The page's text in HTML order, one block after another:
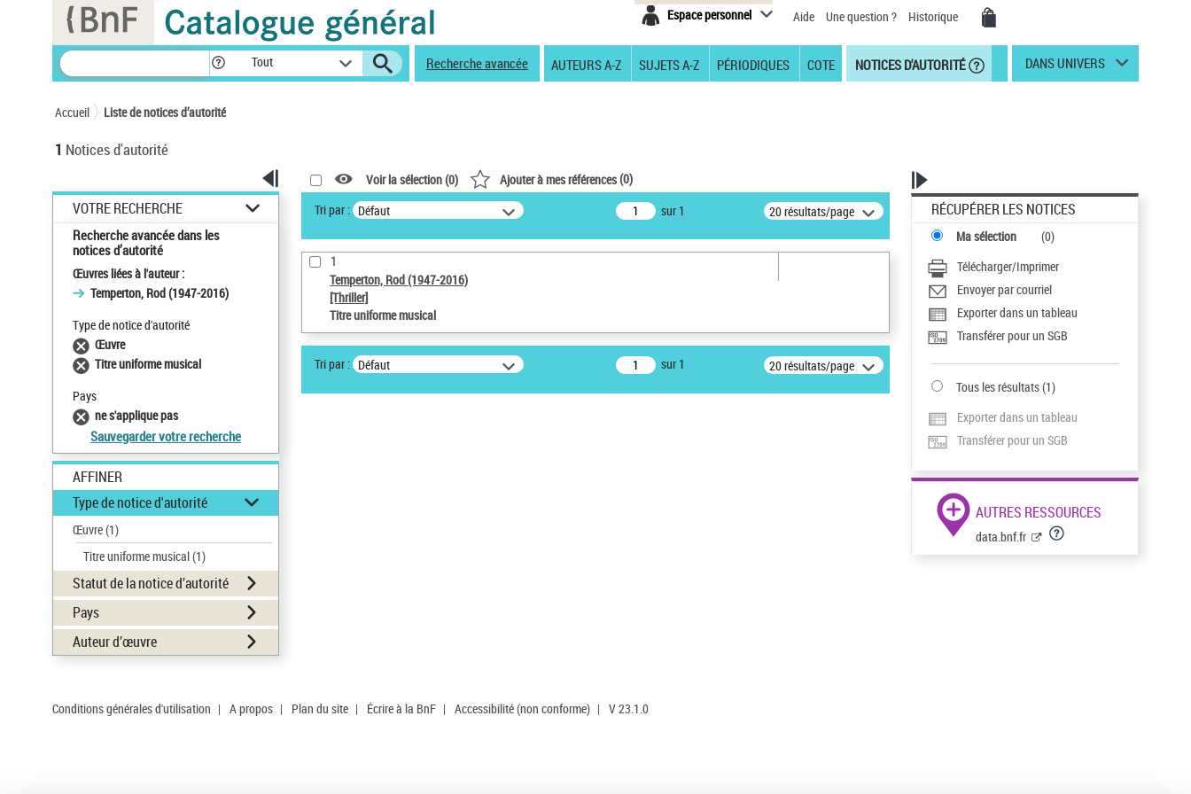
Espace personnel Aide Une question ? Historique
Tout Recherche avancée AUTEURS A-Z SUJETS A-Z PÉRIODIQUES COTE NOTICES D'AUTORITÉ DANS UNIVERS
Accueil Liste de notices d’autorité
1 Notices d'autorité
VOTRE RECHERCHE
Recherche avancée dans les
notices d’autorité
Œuvres liées à l'auteur :
Temperton, Rod (1947-2016)
Type de notice d'autorité
Œuvre
Titre uniforme musical
Pays
ne s'applique pas
Sauvegarder votre recherche
AFFINER
Type de notice d'autorité
Œuvre(1)
Titre uniforme musical(1)
Statut de la notice d’autorité
Pays
Auteur d’œuvre
Voir la sélection (0) Ajouter à mes références(0)
Tri par : Défaut sur 1 20 résultats/page
1
Temperton, Rod (1947-2016)
[Thriller]
Titre uniforme musical
Tri par : Défaut sur 1 20 résultats/page
RÉCUPÉRER LES NOTICES
Ma sélection (0)
Télécharger/Imprimer
Envoyer par courriel
Exporter dans un tableau
Transférer pour un SGB
Tous les résultats(1)
Exporter dans un tableau
Transférer pour un SGB
AUTRES RESSOURCES
data.bnf.fr
Conditions générales d'utilisation | A propos | Plan du site | Écrire à la BnF | Accessibilité (non conforme) | V 23.1.0
Panneau de gestion des cookies